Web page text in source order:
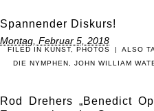
Spannender Diskurs!
Montag, Februar 5, 2018
FILED INKUNST,PHOTOS | ALSO
DIE NYMPHEN,JOHN WILLIAM
Rod Drehers „Benedict